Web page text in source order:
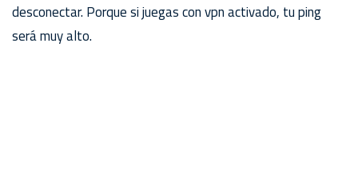
desconectar. Porque si juegas con vpn activado, tu ping
será muy alto.